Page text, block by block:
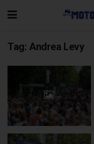
Tag: Andrea Levy